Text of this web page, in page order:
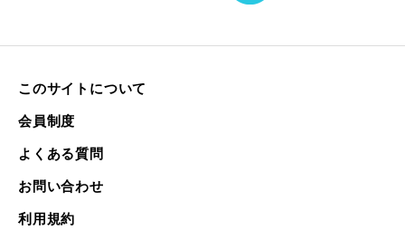
このサイトについて
会員制度
よくある質問
お問い合わせ
利用規約